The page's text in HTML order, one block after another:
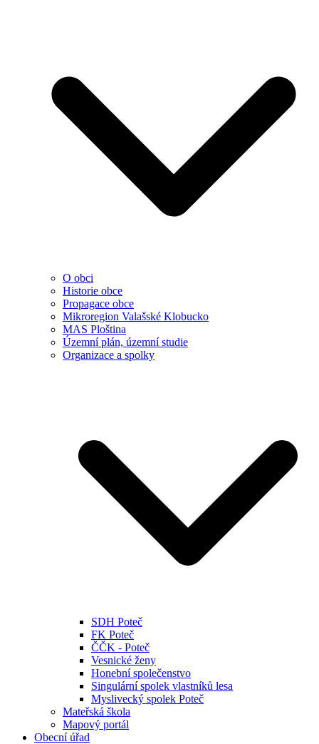
O obci
Historie obce
Propagace obce
Mikroregion Valašské Klobucko
MAS Ploština
Územní plán, územní studie
Organizace a spolky
SDH Poteč
FK Poteč
ČČK - Poteč
Vesnické ženy
Honební společenstvo
Singulární spolek vlastníků lesa
Myslivecký spolek Poteč
Mateřská škola
Mapový portál
Obecní úřad